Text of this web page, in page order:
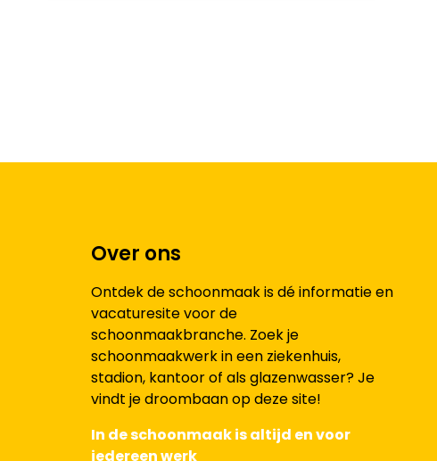
Over ons
Ontdek de schoonmaak is dé informatie en
vacaturesite voor de
schoonmaakbranche. Zoek je
schoonmaakwerk in een ziekenhuis,
stadion, kantoor of als glazenwasser? Je
vindt je droombaan op deze site!
In de schoonmaak is altijd en voor
iedereen werk